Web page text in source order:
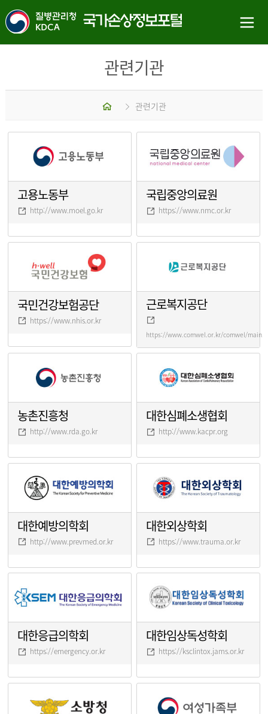
관련기관
홈 관련기관
고용노동부
http://www.moel.go.kr
국립중앙의료원
https://www.nmc.or.kr
국민건강보험공단
https://www.nhis.or.kr
근로복지공단
https://www.comwel.or.kr/comwel/
농촌진흥청
http://www.rda.go.kr
대한심폐소생협회
http://www.kacpr.org
대한예방의학회
http://www.prevmed.or.kr
대한외상학회
https://www.trauma.or.kr
대한응급의학회
https://emergency.or.kr
대한임상독성학회
https://ksclintox.jams.or.kr